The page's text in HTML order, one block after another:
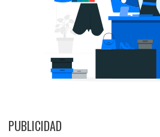
PUBLICIDAD